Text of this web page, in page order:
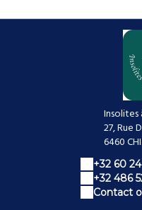
Insolites
27, Rue
6460
+32 60
+32 486
Contact